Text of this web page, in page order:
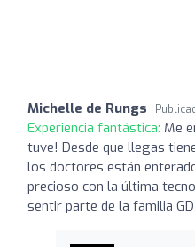
Michelle de Rungs
Experiencia fantástica: Me
tuve! Desde que llegas
los doctores están
precioso con la última
sentir parte de la familia